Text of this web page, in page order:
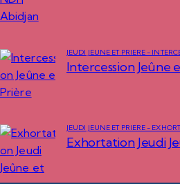
JEUDI JEUNE ET PRIÈRE -
Intercession Jeûne
JEUDI JEUNE ET PRIÈRE -
Exhortation Jeudi